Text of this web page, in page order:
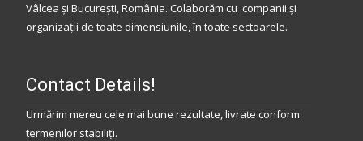
Vâlcea și București,România. Colaborăm cu companii și
organizații de toate dimensiunile, în toate sectoarele.
Contact Details!
Urmărim mereu cele mai bune rezultate, livrate conform
termenilor stabiliţi.